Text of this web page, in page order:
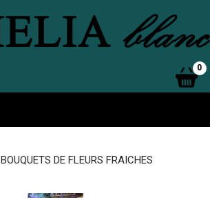
0
BOUQUETS DE FLEURS FRAICHES